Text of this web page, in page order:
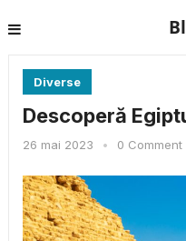
Diverse
Descoperă
26 mai 2023 • 0 Comment